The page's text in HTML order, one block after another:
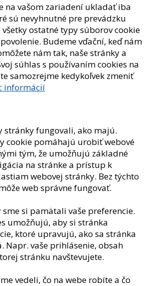
na vašom zariadení ukladať iba
sú nevyhnutné pre prevádzku
ostatné typy súborov cookie
Budeme vďační, keď nám
nám tak, naše stránky a
súhlas s používaním cookies na
samozrejme kedykoľvek zmeniť
informácií
stránky fungovali, ako majú.
cookie pomáhajú urobiť webové
tým, že umožňujú základné
na stránke a prístup k
webovej stránky. Bez týchto
web správne fungovať.
sme si pamätali vaše preferencie.
umožňujú, aby si stránka
ktoré upravujú, ako sa stránka
Napr. vaše prihlásenie, obsah
stránku navštevujete.
vedeli, čo na webe robíte a čo